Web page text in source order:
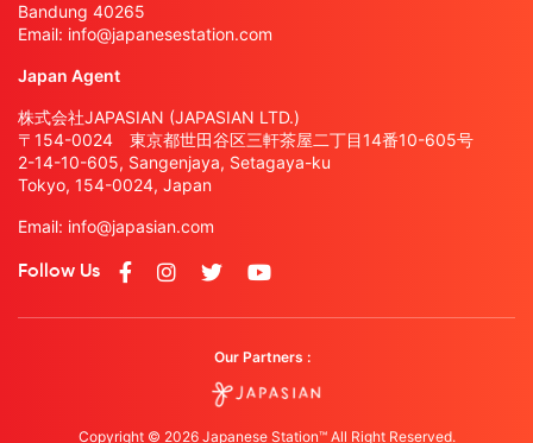
Bandung 40265
Email: info@japanesestation.com
Japan Agent
株式会社JAPASIAN (JAPASIAN LTD.)
〒154-0024 東京都世田谷区三軒茶屋二丁目14番10-605号
2-14-10-605, Sangenjaya, Setagaya-ku
Tokyo, 154-0024, Japan
Email: info@japasian.com
Follow Us
Our Partners :
Copyright © 2026 Japanese Station™ All Right Reserved.